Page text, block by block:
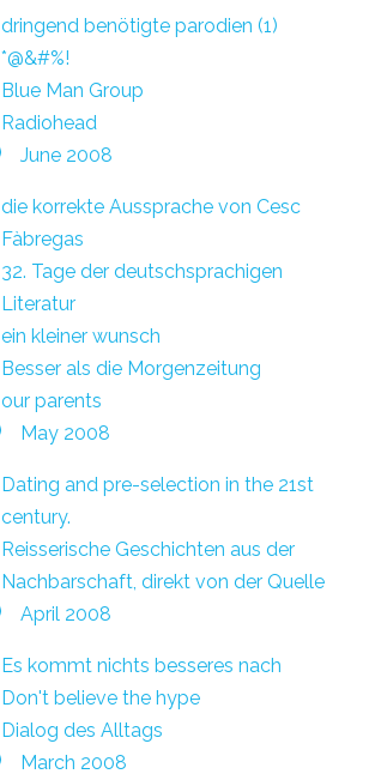
dringend benötigte parodien (1)
*@&#%!
Blue Man Group
Radiohead
June 2008
die korrekte Aussprache von Cesc
Fàbregas
32. Tage der deutschsprachigen
Literatur
ein kleiner wunsch
Besser als die Morgenzeitung
our parents
May 2008
Dating and pre-selection in the 21st
century.
Reisserische Geschichten aus der
Nachbarschaft, direkt von der Quelle
April 2008
Es kommt nichts besseres nach
Don't believe the hype
Dialog des Alltags
March 2008